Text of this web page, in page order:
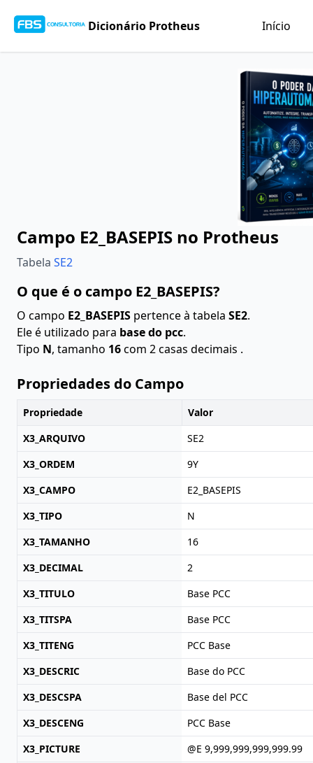
Dicionário Protheus Início
Campo E2_BASEPIS no Protheus
Tabela SE2
O que é o campo E2_BASEPIS?
O campo E2_BASEPIS pertence à tabela SE2.
Ele é utilizado para base do pcc.
Tipo N, tamanho 16com 2 casas decimais .
Propriedades do Campo
Propriedade
Valor
X3_ARQUIVO
SE2
X3_ORDEM
9Y
X3_CAMPO
E2_BASEPIS
X3_TIPO
N
X3_TAMANHO
16
X3_DECIMAL
2
X3_TITULO
Base PCC
X3_TITSPA
Base PCC
X3_TITENG
PCC Base
X3_DESCRIC
Base do PCC
X3_DESCSPA
Base del PCC
X3_DESCENG
PCC Base
X3_PICTURE
@E 9,999,999,999,999.99